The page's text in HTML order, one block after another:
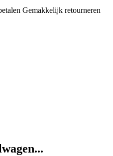
Gemakkelijk retourneren